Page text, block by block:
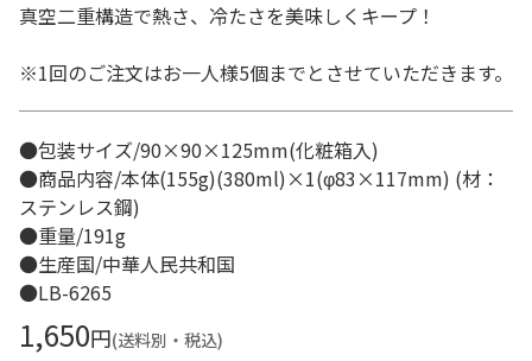
真空二重構造で熱さ、冷たさを美味しくキープ！
※1回のご注文はお一人様5個までとさせていただきます。
●包装サイズ/90×90×125mm(化粧箱入)
●商品内容/本体(155g)(380ml)×1(φ83×117mm) (材：
ステンレス鋼)
●重量/191g
●生産国/中華人民共和国
●LB-6265
1,650円(送料別・税込)